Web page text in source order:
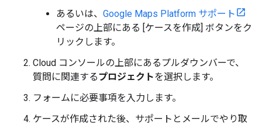
あるいは、 Google Maps Platform サポート
ページの上部にある [ケースを作成] ボタンをク
リックします。
Cloud コンソールの上部にあるプルダウンバーで、
質問に関連するプロジェクトを選択します。
フォームに必要事項を入力します。
ケースが作成された後、サポートとメールでやり取